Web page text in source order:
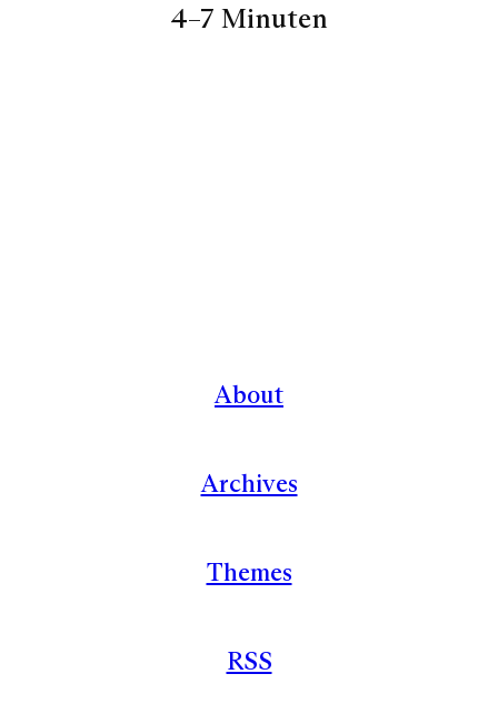
4–7 Minuten
About
Archives
Themes
RSS